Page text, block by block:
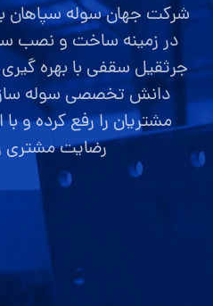
در زمینه ساخت و نصب
جرثقیل سقفی با بهره
دانش تخصصی سوله
مشتریان را رفع کرده و
رضایت مشتری